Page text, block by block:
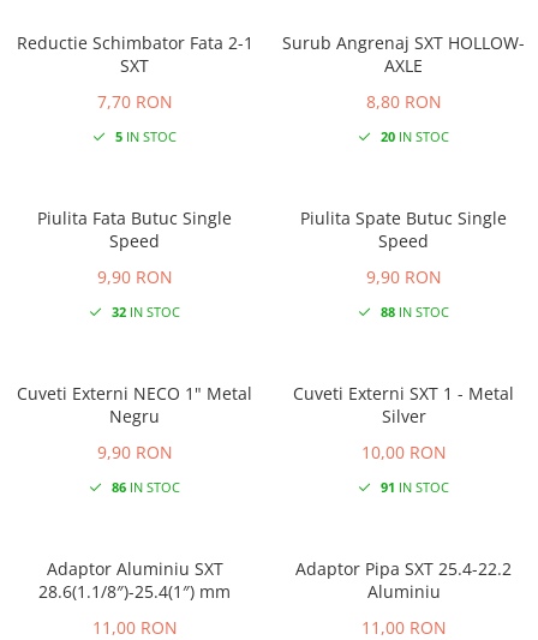
Reductie Schimbator Fata 2-1
SXT
7,70 RON
5IN STOC
Surub Angrenaj SXT HOLLOW-
AXLE
8,80 RON
20IN STOC
Piulita Fata Butuc Single
Speed
9,90 RON
32IN STOC
Piulita Spate Butuc Single
Speed
9,90 RON
88IN STOC
Cuveti Externi NECO 1" Metal
Negru
9,90 RON
86IN STOC
Cuveti Externi SXT 1 - Metal
Silver
10,00 RON
91 IN STOC
Adaptor Aluminiu SXT
28.6(1.1/8″)-25.4(1″) mm
11,00 RON
Adaptor Pipa SXT 25.4-22.2
Aluminiu
11,00 RON